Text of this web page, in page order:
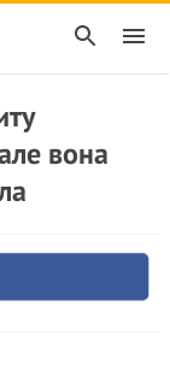
вона